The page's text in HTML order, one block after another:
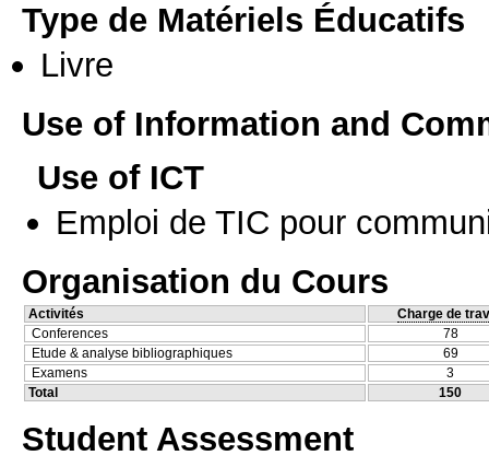
Type de Matériels Éducatifs
Livre
Use of Information and
Use of ICT
Emploi de TIC pour
Organisation du Cours
Activités
Charge de
Conferences
78
Etude & analyse bibliographiques
69
Examens
3
Total
150
Student Assessment